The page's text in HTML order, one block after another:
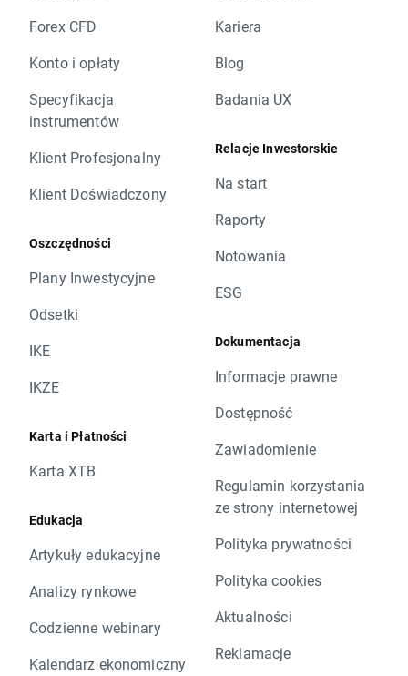
Forex CFD
Konto i opłaty
Specyfikacja
instrumentów
Klient Profesjonalny
Klient Doświadczony
Oszczędności
Plany Inwestycyjne
Odsetki
IKE
IKZE
Karta i Płatności
Karta XTB
Edukacja
Artykuły edukacyjne
Analizy rynkowe
Codzienne webinary
Kalendarz ekonomiczny
Kariera
Blog
Badania UX
Relacje Inwestorskie
Na start
Raporty
Notowania
ESG
Dokumentacja
Informacje prawne
Dostępność
Zawiadomienie
Regulamin korzystania
ze strony internetowej
Polityka prywatności
Polityka cookies
Aktualności
Reklamacje